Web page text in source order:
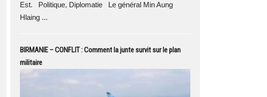
Est. Politique, Diplomatie Le général Min Aung
Hlaing ...
BIRMANIE – CONFLIT : Comment la junte survit sur le plan
militaire